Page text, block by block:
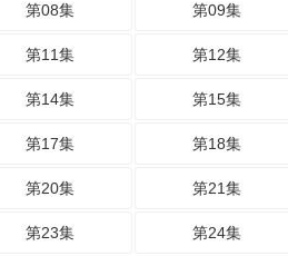
第08集 第09集
第11集 第12集
第14集 第15集
第17集 第18集
第20集 第21集
第23集 第24集